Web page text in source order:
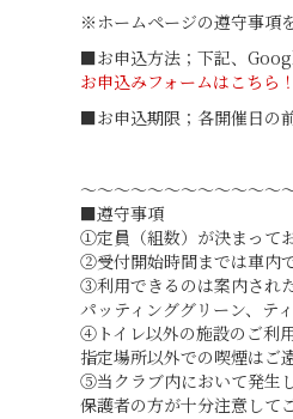
※ホームページの遵守事項
■お申込方法；下記、
お申込みフォームはこちら！
■お申込期限；各開催日の
～～～～～～～～～～～～
■遵守事項
①定員（組数）が決まって
②受付開始時間までは車内
③利用できるのは案内され
パッティンググリーン、テ
④トイレ以外の施設のご利
指定場所以外での喫煙はご
⑤当クラブ内において発生
保護者の方が十分注意して